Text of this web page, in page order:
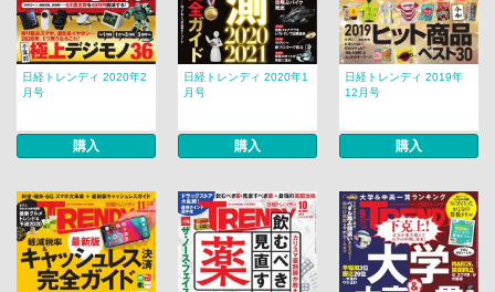
日経トレンディ 2020年2
月号
購入
日経トレンディ 2020年1
月号
購入
日経トレンディ 2019年
12月号
購入